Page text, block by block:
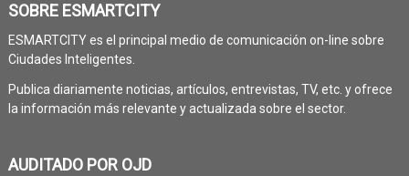
SOBRE ESMARTCITY
ESMARTCITY es el principal medio de comunicación on-line sobre
Ciudades Inteligentes.
Publica diariamente noticias, artículos, entrevistas, TV, etc. y ofrece
la información más relevante y actualizada sobre el sector.
AUDITADO POR OJD